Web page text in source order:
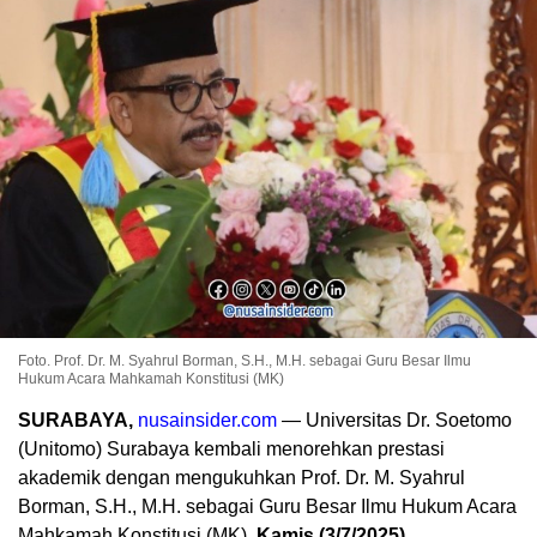
Foto. Prof. Dr. M. Syahrul Borman, S.H., M.H. sebagai Guru Besar Ilmu
Hukum Acara Mahkamah Konstitusi (MK)
SURABAYA, nusainsider.com — Universitas Dr. Soetomo
(Unitomo) Surabaya kembali menorehkan prestasi
akademik dengan mengukuhkan Prof. Dr. M. Syahrul
Borman, S.H., M.H. sebagai Guru Besar Ilmu Hukum Acara